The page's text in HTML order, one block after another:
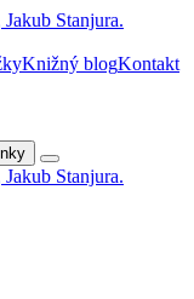
Knižný blogKontakt